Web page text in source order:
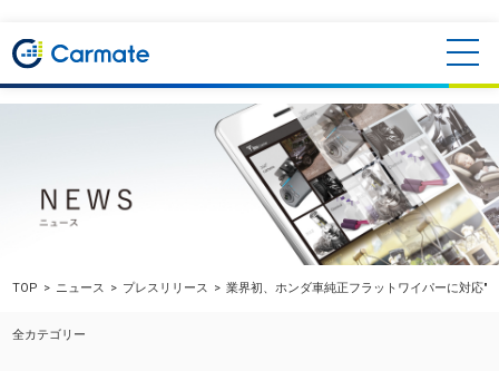
TOP ニュース プレスリリース 業界初、ホンダ車純正フラットワイパーに対応"
全カテゴリー